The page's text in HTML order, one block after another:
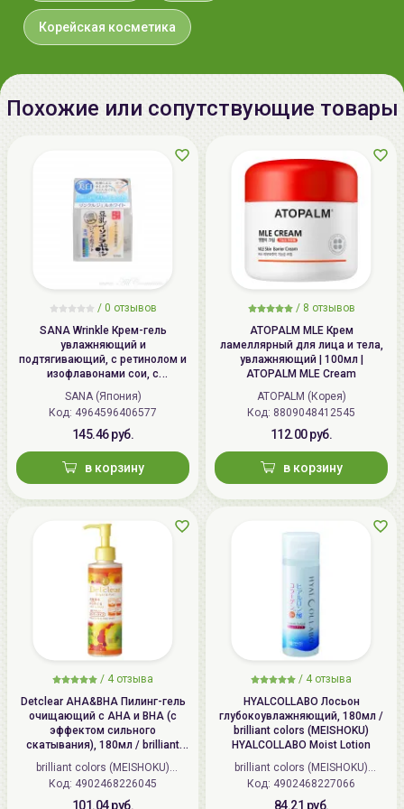
Корейская косметика
Похожие или сопутствующие товары
/ 0 отзывов
SANA Wrinkle Крем-гель
увлажняющий и
подтягивающий, с ретинолом и
изофлавонами сои, с
осветляющим эффектом | 100г |
Wrinkle Gel Cream (Whitening)
SANA (Япония)
Код: 4964596406577
145.46 руб.
в корзину
/ 8 отзывов
ATOPALM MLE Крем
ламеллярный для лица и тела,
увлажняющий | 100мл |
ATOPALM MLE Cream
ATOPALM (Корея)
Код: 8809048412545
112.00 руб.
в корзину
/ 4 отзыва
Detclear AHA&BHA Пилинг-гель
очищающий с AHA и BHA (с
эффектом сильного
скатывания), 180мл / brilliant
colors (MEISHOKU) Detclear
Bright&Peel AHA&BHA Fruits
Peeling Jelly
brilliant colors (MEISHOKU)
(Япония)
Код: 4902468226045
101.04 руб.
/ 4 отзыва
HYALCOLLABO Лосьон
глубокоувлажняющий, 180мл /
brilliant colors (MEISHOKU)
HYALCOLLABO Moist Lotion
brilliant colors (MEISHOKU)
(Япония)
Код: 4902468227066
84.21 руб.